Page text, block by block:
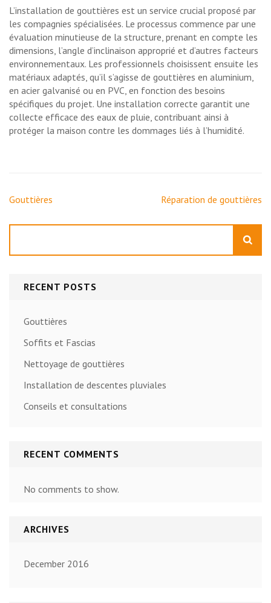
L’installation de gouttières est un service crucial proposé par
les compagnies spécialisées. Le processus commence par une
évaluation minutieuse de la structure, prenant en compte les
dimensions, l’angle d’inclinaison approprié et d’autres facteurs
environnementaux. Les professionnels choisissent ensuite les
matériaux adaptés, qu’il s’agisse de gouttières en aluminium,
en acier galvanisé ou en PVC, en fonction des besoins
spécifiques du projet. Une installation correcte garantit une
collecte efficace des eaux de pluie, contribuant ainsi à
protéger la maison contre les dommages liés à l’humidité.
Post
Gouttières Réparation de gouttières
RECENT POSTS
Gouttières
Soffits et Fascias
Nettoyage de gouttières
Installation de descentes pluviales
Conseils et consultations
RECENT COMMENTS
No comments to show.
ARCHIVES
December 2016